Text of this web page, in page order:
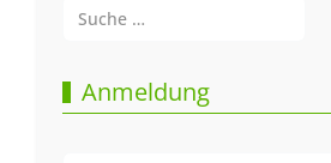
Anmeldung